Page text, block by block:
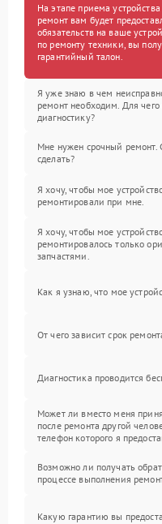
На этапе приема
ремонт вам будет
обязательств на ваше
по ремонту техники, вы
гарантийный талон.
Я уже знаю в чем
ремонт необходим. Для чего
диагностику?
Мне нужен срочный ремонт.
сделать?
Я хочу, чтобы мое
ремонтировали при мне.
Я хочу, чтобы мое
ремонтировалось только
запчастями.
Как я узнаю, что мое
От чего зависит срок
Диагностика проводится
Может ли вместо меня
после ремонта другой
телефон которого я
Возможно ли получать
процессе выполнения
Какую гарантию вы